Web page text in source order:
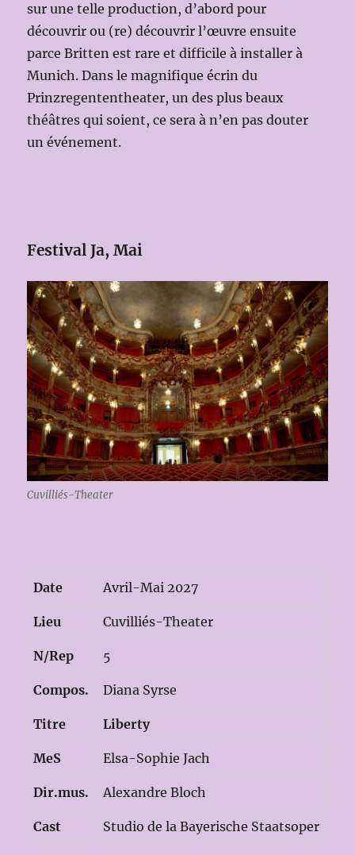
sur une telle production, d’abord pour
découvrir ou (re) découvrir l’œuvre ensuite
parce Britten est rare et difficile à installer à
Munich. Dans le magnifique écrin du
Prinzregententheater, un des plus beaux
théâtres qui soient, ce sera à n’en pas douter
un événement.
Festival Ja, Mai
Cuvilliés-Theater
Date Avril-Mai 2027
Lieu Cuvilliés-Theater
N/Rep 5
Compos. Diana Syrse
Titre Liberty
MeS Elsa-Sophie Jach
Dir.mus. Alexandre Bloch
Cast Studio de la Bayerische Staatsoper